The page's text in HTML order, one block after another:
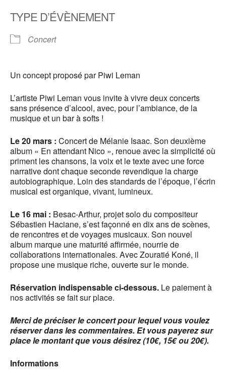
TYPE D’ÉVÈNEMENT
Concert
Un concept proposé par Piwi Leman
L’artiste Piwi Leman vous invite à vivre deux concerts
sans présence d’alcool, avec, pour l’ambiance, de la
musique et un bar à softs !
Le 20 mars : Concert de Mélanie Isaac. Son deuxième
album « En attendant Nico », renoue avec la simplicité où
priment les chansons, la voix et le texte avec une force
narrative dont chaque seconde revendique la charge
autobiographique. Loin des standards de l’époque, l’écrin
musical est organique, vivant, lumineux.
Le 16 mai : Besac-Arthur, projet solo du compositeur
Sébastien Haciane, s’est façonné en dix ans de scènes,
de rencontres et de voyages musicaux. Son nouvel
album marque une maturité affirmée, nourrie de
collaborations internationales. Avec Zouratié Koné, il
propose une musique riche, ouverte sur le monde.
Réservation indispensable ci-dessous. Le paiement à
nos activités se fait sur place.
Merci de préciser le concert pour lequel vous voulez
réserver dans les commentaires. Et vous payerez sur
place le montant que vous désirez (10€, 15€ ou 20€).
Informations